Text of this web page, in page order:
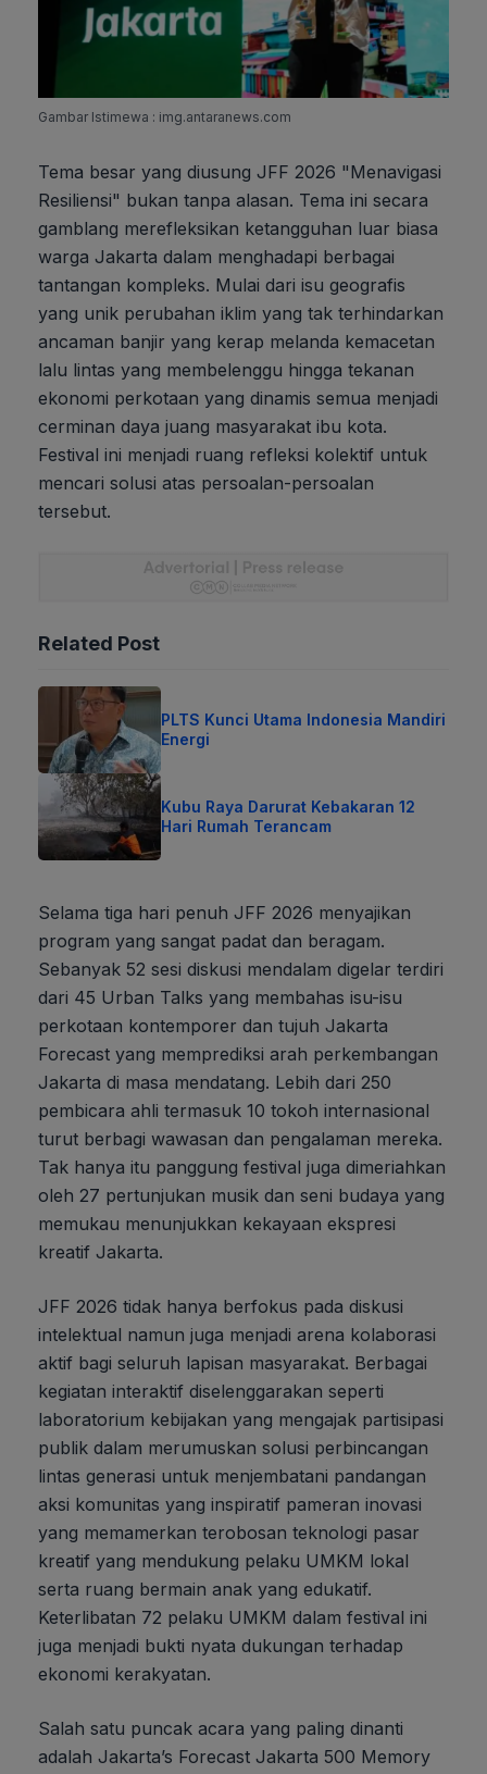
Gambar Istimewa : img.antaranews.com
Tema besar yang diusung JFF 2026 "Menavigasi
Resiliensi" bukan tanpa alasan. Tema ini secara
gamblang merefleksikan ketangguhan luar biasa
warga Jakarta dalam menghadapi berbagai
tantangan kompleks. Mulai dari isu geografis
yang unik perubahan iklim yang tak terhindarkan
ancaman banjir yang kerap melanda kemacetan
lalu lintas yang membelenggu hingga tekanan
ekonomi perkotaan yang dinamis semua menjadi
cerminan daya juang masyarakat ibu kota.
Festival ini menjadi ruang refleksi kolektif untuk
mencari solusi atas persoalan-persoalan
tersebut.
Related Post
PLTS Kunci Utama Indonesia Mandiri
Energi
Kubu Raya Darurat Kebakaran 12
Hari Rumah Terancam
Selama tiga hari penuh JFF 2026 menyajikan
program yang sangat padat dan beragam.
Sebanyak 52 sesi diskusi mendalam digelar terdiri
dari 45 Urban Talks yang membahas isu-isu
perkotaan kontemporer dan tujuh Jakarta
Forecast yang memprediksi arah perkembangan
Jakarta di masa mendatang. Lebih dari 250
pembicara ahli termasuk 10 tokoh internasional
turut berbagi wawasan dan pengalaman mereka.
Tak hanya itu panggung festival juga dimeriahkan
oleh 27 pertunjukan musik dan seni budaya yang
memukau menunjukkan kekayaan ekspresi
kreatif Jakarta.
JFF 2026 tidak hanya berfokus pada diskusi
intelektual namun juga menjadi arena kolaborasi
aktif bagi seluruh lapisan masyarakat. Berbagai
kegiatan interaktif diselenggarakan seperti
laboratorium kebijakan yang mengajak partisipasi
publik dalam merumuskan solusi perbincangan
lintas generasi untuk menjembatani pandangan
aksi komunitas yang inspiratif pameran inovasi
yang memamerkan terobosan teknologi pasar
kreatif yang mendukung pelaku UMKM lokal
serta ruang bermain anak yang edukatif.
Keterlibatan 72 pelaku UMKM dalam festival ini
juga menjadi bukti nyata dukungan terhadap
ekonomi kerakyatan.
Salah satu puncak acara yang paling dinanti
adalah Jakarta’s Forecast Jakarta 500 Memory